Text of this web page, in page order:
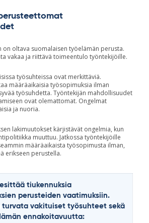
on oltava suomalaisen työelämän perusta.
vakaa ja riittävä toimeentulo työntekijöille.
työsuhteissa ovat merkittäviä.
määräaikaisia työsopimuksia ilman
työsuhdetta. Työntekijän mahdollisuudet
ovat olemattomat. Ongelmat
ja nuoria.
lakimuutokset kärjistävät ongelmia, kun
muuttuu. Jatkossa työntekijöille
määräaikaista työsopimusta ilman,
erikseen perustella.
tiukennuksia
perusteiden vaatimuksiin.
turvata vakituiset työsuhteet sekä
ennakoitavuutta: